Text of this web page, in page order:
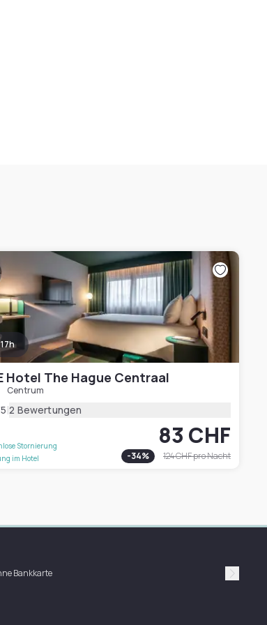
Hotel The Hague Centraal
Centrum
|2 Bewertungen
Stornierung
im Hotel
83 CHF
-34% 124 CHFpro Nacht
Bankkarte